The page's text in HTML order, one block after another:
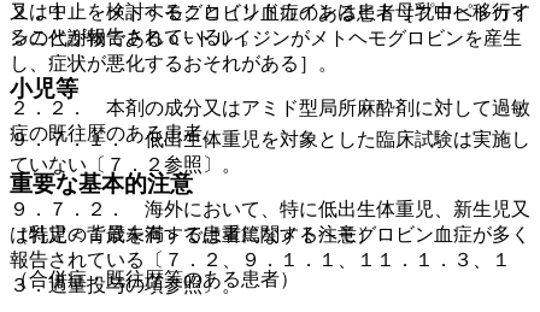
又は中止を検討すること（リドカインはヒト母乳中へ移行す
ることが報告されている）。
小児等
９．７．１． 低出生体重児を対象とした臨床試験は実施し
ていない〔７．２参照〕。
９．７．２． 海外において、特に低出生体重児、新生児又
は乳児＜１歳未満＞では重篤なメトヘモグロビン血症が多く
報告されている〔７．２、９．１．１、１１．１．３、１
３．過量投与の項参照〕。
２．１． メトヘモグロビン血症のある患者［プロピトカイ
ンの代謝物であるｏ−トルイジンがメトヘモグロビンを産生
し、症状が悪化するおそれがある］。
２．２． 本剤の成分又はアミド型局所麻酔剤に対して過敏
症の既往歴のある患者。
重要な基本的注意
（特定の背景を有する患者に関する注意）
（合併症・既往歴等のある患者）